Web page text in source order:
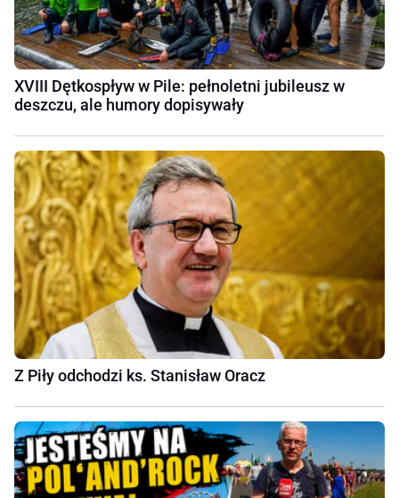
XVIII Dętkospływ w Pile: pełnoletni jubileusz w
deszczu, ale humory dopisywały
Z Piły odchodzi ks. Stanisław Oracz